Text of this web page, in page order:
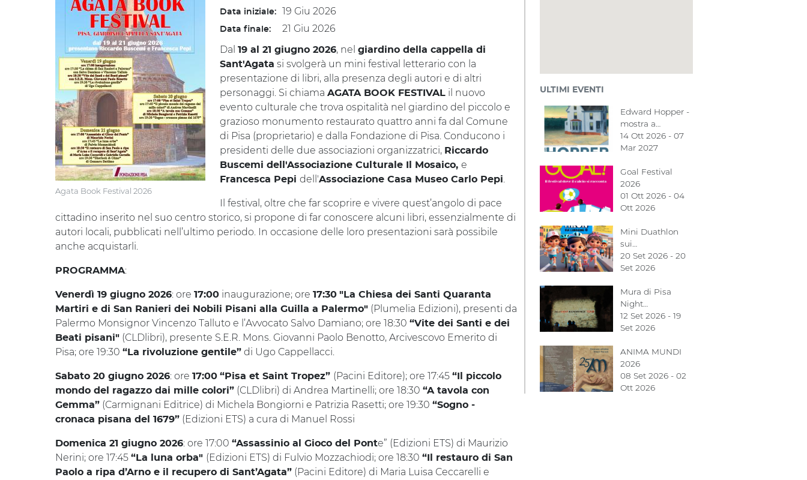
Agata Book Festival 2026
Data iniziale: 19 Giu 2026
Data finale:
21 Giu 2026
Dal 19 al 21 giugno 2026, nel giardino della cappella di
Sant'Agata si svolgerà un mini festival letterario con la
presentazione di libri, alla presenza degli autori e di altri
personaggi. Si chiama AGATA BOOK FESTIVAL il nuovo
evento culturale che trova ospitalità nel giardino del piccolo e
grazioso monumento restaurato quattro anni fa dal Comune
di Pisa (proprietario) e dalla Fondazione di Pisa. Conducono i
presidenti delle due associazioni organizzatrici, Riccardo
Buscemi dell'Associazione Culturale Il Mosaico, e
Francesca Pepi dell'Associazione Casa Museo Carlo Pepi.
Il festival, oltre che far scoprire e vivere quest’angolo di pace
cittadino inserito nel suo centro storico, si propone di far conoscere alcuni libri, essenzialmente di
autori locali, pubblicati nell’ultimo periodo. In occasione delle loro presentazioni sarà possibile
anche acquistarli.
PROGRAMMA:
Venerdì 19 giugno 2026: ore 17:00 inaugurazione; ore 17:30 "La Chiesa dei Santi Quaranta
Martiri e di San Ranieri dei Nobili Pisani alla Guilla a Palermo" (Plumelia Edizioni), presenti da
Palermo Monsignor Vincenzo Talluto e l’Avvocato Salvo Damiano; ore 18:30 “Vite dei Santi e dei
Beati pisani" (CLDlibri), presente S.E.R. Mons. Giovanni Paolo Benotto, Arcivescovo Emerito di
Pisa; ore 19:30 “La rivoluzione gentile” di Ugo Cappellacci.
Sabato 20 giugno 2026: ore 17:00 “Pisa et Saint Tropez” (Pacini Editore); ore 17:45 “Il piccolo
mondo del ragazzo dai mille colori” (CLDlibri) di Andrea Martinelli; ore 18:30 “A tavola con
Gemma” (Carmignani Editrice) di Michela Bongiorni e Patrizia Rasetti; ore 19:30 “Sogno -
cronaca pisana del 1679” (Edizioni ETS) a cura di Manuel Rossi
Domenica 21 giugno 2026: ore 17:00 “Assassinio al Gioco del Ponte” (Edizioni ETS) di Maurizio
Nerini; ore 17:45 “La luna orba" (Edizioni ETS) di Fulvio Mozzachiodi; ore 18:30 “Il restauro di San
Paolo a ripa d’Arno e il recupero di Sant’Agata” (Pacini Editore) di Maria Luisa Ceccarelli e
ULTIMI EVENTI
Edward Hopper -
mostra a…
14 Ott 2026 - 07
Mar 2027
Goal Festival
2026
01 Ott 2026 - 04
Ott 2026
Mini Duathlon
sui…
20 Set 2026 - 20
Set 2026
Mura di Pisa
Night…
12 Set 2026 - 19
Set 2026
ANIMA MUNDI
2026
08 Set 2026 - 02
Ott 2026